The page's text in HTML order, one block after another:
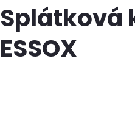
Splátková
ESSOX